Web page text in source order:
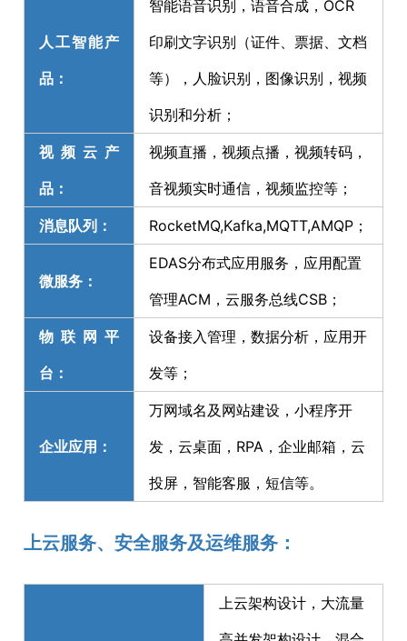
人工智能产
品：
智能语音识别，语音合成，OCR
印刷文字识别（证件、票据、文档
等），人脸识别，图像识别，视频
识别和分析；
视频云产
品：
视频直播，视频点播，视频转码，
音视频实时通信，视频监控等；
消息队列： RocketMQ,Kafka,MQTT,AMQP；
微服务：
EDAS分布式应用服务，应用配置
管理ACM，云服务总线CSB；
物联网平
台：
设备接入管理，数据分析，应用开
发等；
企业应用：
万网域名及网站建设，小程序开
发，云桌面，RPA，企业邮箱，云
投屏，智能客服，短信等。
上云服务、安全服务及运维服务：
上云架构设计，大流量